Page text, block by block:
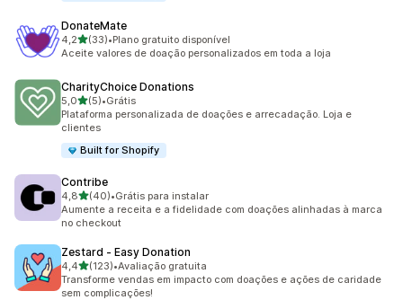
DonateMate
4,2de 5 estrelas
(33)
33 avaliações ao todo
•Plano gratuito disponível
Aceite valores de doação personalizados em toda a loja
CharityChoice Donations
5,0de 5 estrelas
(5)
5 avaliações ao todo
•Grátis
Plataforma personalizada de doações e arrecadação. Loja e
clientes
Built for Shopify
Contribe
4,8de 5 estrelas
(40)
40 avaliações ao todo
•Grátis para instalar
Aumente a receita e a fidelidade com doações alinhadas à marca
no checkout
Zestard ‑ Easy Donation
4,4de 5 estrelas
(123)
123 avaliações ao todo
•Avaliação gratuita
Transforme vendas em impacto com doações e ações de caridade
sem complicações!